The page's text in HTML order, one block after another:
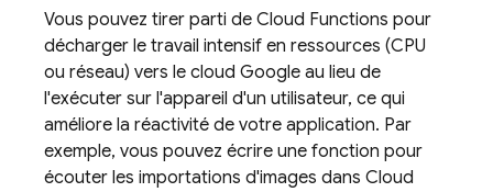
Vous pouvez tirer parti de Cloud Functions pour
décharger le travail intensif en ressources (CPU
ou réseau) vers le cloud Google au lieu de
l'exécuter sur l'appareil d'un utilisateur, ce qui
améliore la réactivité de votre application. Par
exemple, vous pouvez écrire une fonction pour
écouter les importations d'images dans Cloud